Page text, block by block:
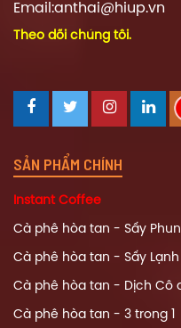
Email:anthai@hiup.vn
Theo dõi chúng tôi.
SẢN PHẨM CHÍNH
Instant Coffee
Cà phê hòa tan - Sấy Phun
Cà phê hòa tan - Sấy Lạnh
Cà phê hòa tan - Dịch Cô
Cà phê hòa tan - 3 trong 1